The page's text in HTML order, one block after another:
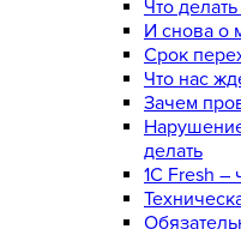
Что
И снова о
Срок
Что нас
Зачем
делать
1С Fresh –